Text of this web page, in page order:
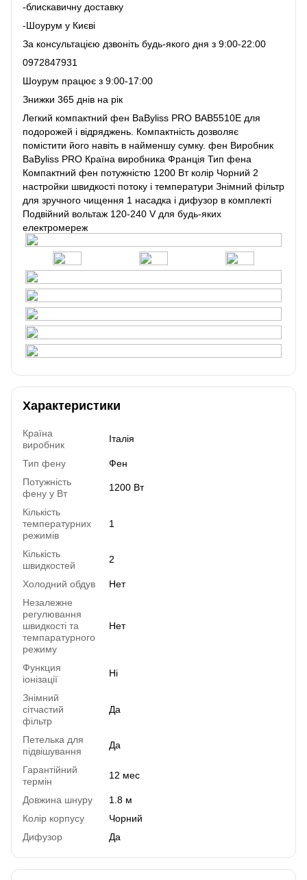
-блискавичну доставку
-Шоурум у Києві
За консультацією дзвоніть будь-якого дня з 9:00-22:00
0972847931
Шоурум працює з 9:00-17:00
Знижки 365 днів на рік
Легкий компактний фен BaByliss PRO BAB5510E для
подорожей і відряджень. Компактність дозволяє
помістити його навіть в найменшу сумку. фен Виробник
BaByliss PRO Країна виробника Франція Тип фена
Компактний фен потужністю 1200 Вт колір Чорний 2
настройки швидкості потоку і температури Знімний фільтр
для зручного чищення 1 насадка і дифузор в комплекті
Подвійний вольтаж 120-240 V для будь-яких
електромереж
Характеристики
Країна
виробник
Італія
Тип фену
Фен
Потужність
фену у Вт
1200 Вт
Кількість
температурних
режимів
1
Кількість
швидкостей
2
Холодний обдув
Нет
Незалежне
регулювання
швидкості та
темпаратурного
режиму
Нет
Функция
іонізації
Ні
Знімний
сітчастий
фільтр
Да
Петелька для
підвішування
Да
Гарантійний
термін
12 мес
Довжина шнуру
1.8 м
Колір корпусу
Чорний
Дифузор
Да